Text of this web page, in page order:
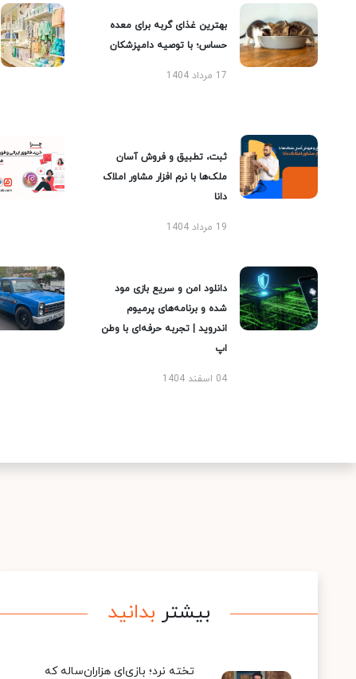
بهترین غذای گربه برای معده
حساس؛ با توصیه دامپزشکان
17 مرداد 1404
ثبت، تطبیق و فروش آسان
ملک‌ها با نرم افزار مشاور املاک
دانا
19 مرداد 1404
دانلود امن و سریع بازی مود
شده و برنامه‌های پرمیوم
اندروید | تجربه حرفه‌ای با وطن
اپ
04 اسفند 1404
بیشتر بدانید
تخته نرد؛ بازی‌ای هزاران‌ساله که